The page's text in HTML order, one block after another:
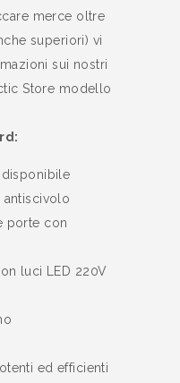
merce oltre
superiori) vi
sui nostri
Store modello
antiscivolo
porte con
luci LED 220V
ed efficienti